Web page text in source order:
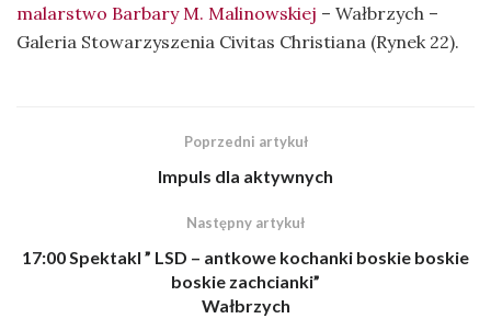
malarstwo Barbary M. Malinowskiej – Wałbrzych –
Galeria Stowarzyszenia Civitas Christiana (Rynek 22).
Poprzedni artykuł
Impuls dla aktywnych
Następny artykuł
17:00 Spektakl ” LSD – antkowe kochanki boskie boskie
boskie zachcianki”
Wałbrzych